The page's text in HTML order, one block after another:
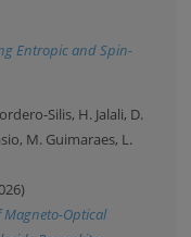
Entropic and Spin-
Silis, H. Jalali, D.
M. Guimaraes, L.
Magneto-Optical